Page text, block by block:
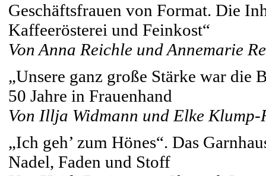
Geschäftsfrauen von Format. Die
Kaffeerösterei und Feinkost“
Von Anna Reichle und Annemarie
„Unsere ganz große Stärke war die
50 Jahre in Frauenhand
Von Illja Widmann und Elke Klump-
„Ich geh’ zum Hönes“. Das
Nadel, Faden und Stoff